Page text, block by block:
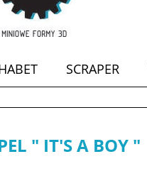
SCRAPER
SALE
" IT'S A BOY "